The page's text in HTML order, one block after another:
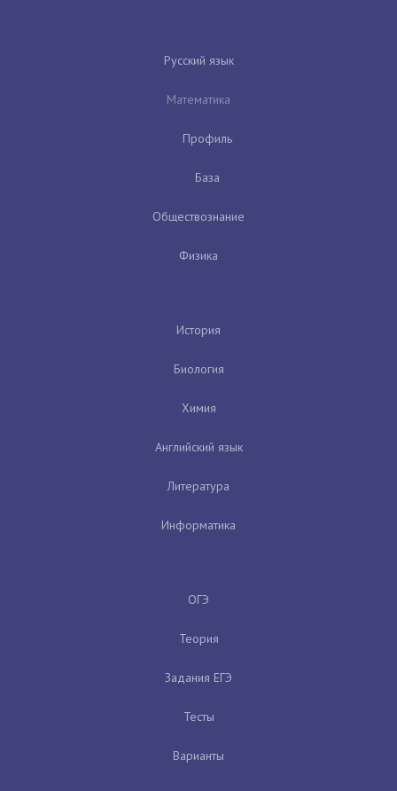
Русский язык
Математика
Профиль
База
Обществознание
Физика
История
Биология
Химия
Английский язык
Литература
Информатика
ОГЭ
Теория
Задания ЕГЭ
Тесты
Варианты